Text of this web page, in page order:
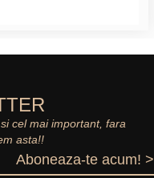
cel mai important, fara
asta!!
Aboneaza-te acum! >